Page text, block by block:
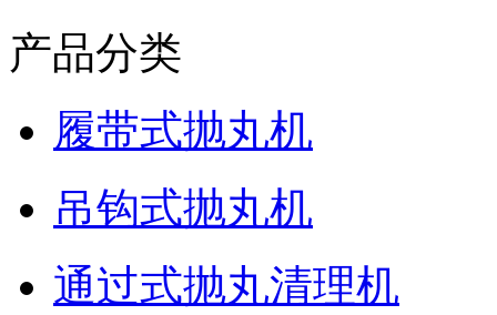
产品分类
履带式抛丸机
吊钩式抛丸机
通过式抛丸清理机